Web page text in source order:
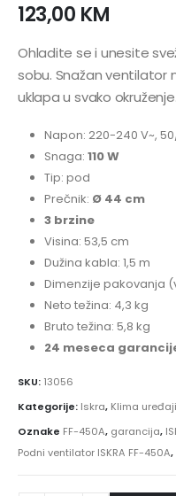
123,00 KM
Ohladite se i unesite
sobu. Snažan ventilator
uklapa u svako okruženje.
Napon: 220-240 V~,
Snaga: 110 W
Tip: pod
Prečnik: Ø 44 cm
3 brzine
Visina: 53,5 cm
Dužina kabla: 1,5 m
Dimenzije pakovanja
Neto težina: 4,3 kg
Bruto težina: 5,8 kg
24 meseca
SKU: 13056
Kategorije: Iskra, Klima
Oznake FF-450A, garancija,
Podni ventilator ISKRA FF-450A,